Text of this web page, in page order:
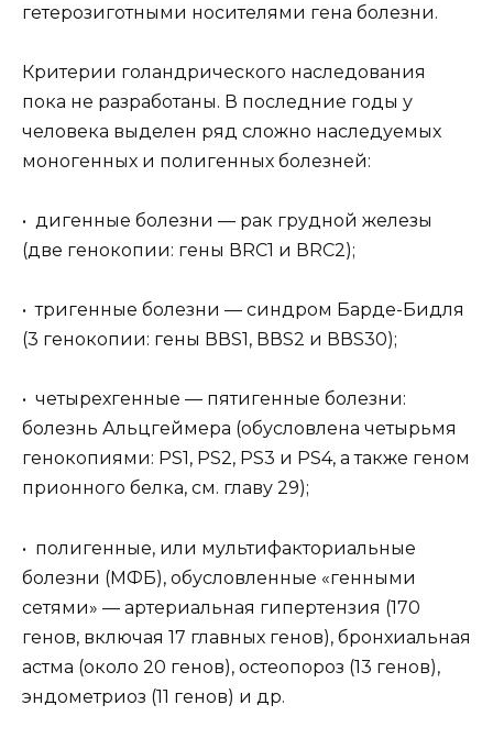
гетерозиготными носителями гена болезни.
Критерии голандрического наследования
пока не разработаны. В последние годы у
человека выделен ряд сложно наследуемых
моногенных и полигенных болезней:
• дигенные болезни — рак грудной железы
(две генокопии: гены ВRС1 и ВRС2);
• тригенные болезни — синдром Барде-Бидля
(3 генокопии: гены ВВS1, ВВS2 и ВВS30);
• четырехгенные — пятигенные болезни:
болезнь Альцгеймера (обусловлена четырьмя
генокопиями: PS1, PS2, PS3 и PS4, а также геном
прионного белка, см. главу 29);
• полигенные, или мультифакториальные
болезни (МФБ), обусловленные «генными
сетями» — артериальная гипертензия (170
генов, включая 17 главных генов), бронхиальная
астма (около 20 генов), остеопороз (13 генов),
эндометриоз (11 генов) и др.